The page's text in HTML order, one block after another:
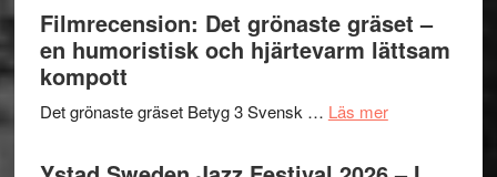
Vrach
Frankenshtey
med
Mulder
titlar
i
Shahab
Mehrabi
till
Kulturs
Filmrecension: Det grönaste gräset –
en humoristisk och hjärtevarm lättsam
kompott
Det grönaste gräset Betyg 3 Svensk … Läs merom
Det